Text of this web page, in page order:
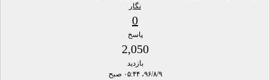
نگار
0
پاسخ
2,050
بازدید
۹۶/۸/۹، ۰۵:۴۴ صبح